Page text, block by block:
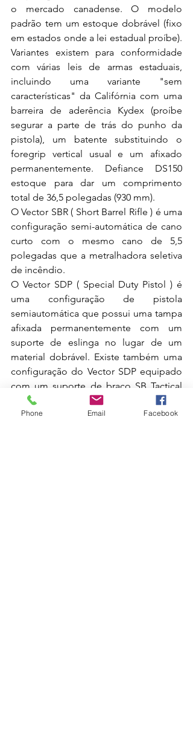
o mercado canadense. O modelo
padrão tem um estoque dobrável (fixo
em estados onde a lei estadual proíbe).
Variantes existem para conformidade
com várias leis de armas estaduais,
incluindo uma variante "sem
características" da Califórnia com uma
barreira de aderência Kydex (proíbe
segurar a parte de trás do punho da
pistola), um batente substituindo o
foregrip vertical usual e um afixado
permanentemente. Defiance DS150
estoque para dar um comprimento
total de 36,5 polegadas (930 mm).
O Vector SBR ( Short Barrel Rifle ) é uma
configuração semi-automática de cano
curto com o mesmo cano de 5,5
polegadas que a metralhadora seletiva
de incêndio.
O Vector SDP ( Special Duty Pistol ) é
uma configuração de pistola
semiautomática que possui uma tampa
afixada permanentemente com um
suporte de eslinga no lugar de um
material dobrável. Existe também uma
configuração do Vector SDP equipado
com um suporte de braço SB Tactical
chamado Vector SDP-SB ( Pistola de
Serviço Especial - Cinta Estabilizadora ).
Phone Email Facebook